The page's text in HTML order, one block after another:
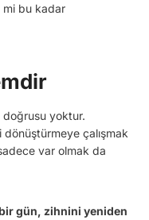
mi bu kadar
yoktur.
çalışmak
var olmak da
gün, zihnini yeniden